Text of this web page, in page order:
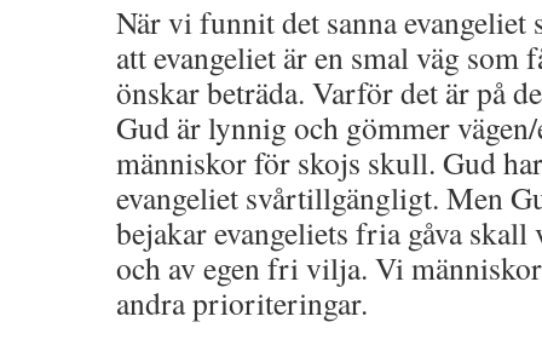
När vi funnit det sanna evangeliet
att evangeliet är en smal väg som
önskar beträda. Varför det är på
Gud är lynnig och gömmer
människor för skojs skull. Gud
evangeliet svårtillgängligt. Men
bejakar evangeliets fria gåva
och av egen fri vilja. Vi
andra prioriteringar.